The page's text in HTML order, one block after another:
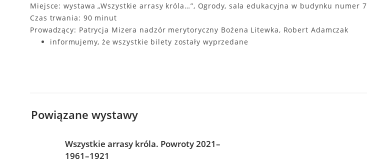
Miejsce: wystawa „Wszystkie arrasy króla…”, Ogrody, sala edukacyjna w budynku numer 7
Czas trwania: 90 minut
Prowadzący: Patrycja Mizera nadzór merytoryczny Bożena Litewka, Robert Adamczak
informujemy, że wszystkie bilety zostały wyprzedane
Powiązane wystawy
Wszystkie arrasy króla. Powroty 2021–
1961–1921